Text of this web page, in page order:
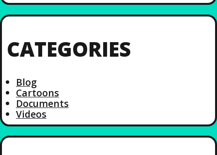
CATEGORIES
Blog
Cartoons
Documents
Videos